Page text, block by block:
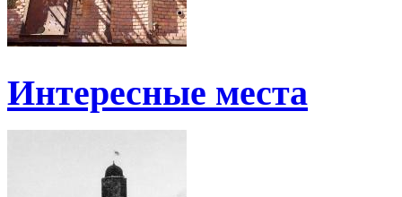
Интересные места